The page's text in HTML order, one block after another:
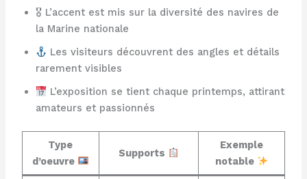
🎖 L’accent est mis sur la diversité des navires de
la Marine nationale
Les visiteurs découvrent des angles et détails
rarement visibles
L’exposition se tient chaque printemps, attirant
amateurs et passionnés
Type
d’oeuvre
Supports
Exemple
notable